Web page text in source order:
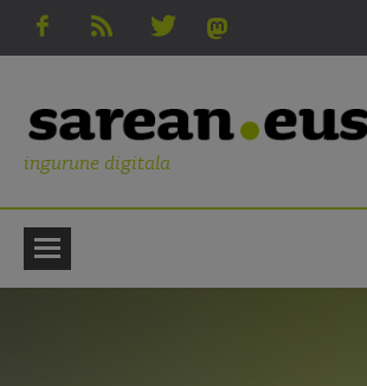
ingurune digitala